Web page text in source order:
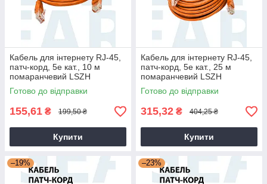
Кабель для інтернету RJ-45,
патч-корд, 5е кат., 10 м
помаранчевий LSZH
(негорючий)
Готово до відправки
155,61 ₴ 199,50 ₴
Купити
Кабель для інтернету RJ-45,
патч-корд, 5е кат., 25 м
помаранчевий LSZH
(негорючий)
Готово до відправки
315,32 ₴ 404,25 ₴
Купити
–19% –23%